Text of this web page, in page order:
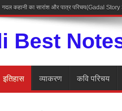
अज्ञेय की कह
Best
इतिहास व्याकरण कवि परिचय